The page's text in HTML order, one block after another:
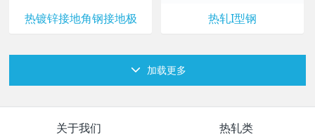
热镀锌接地角钢接地极 热轧I型钢
加载更多
关于我们 热轧类